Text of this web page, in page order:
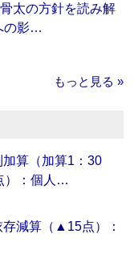
太の方針を読み解
の影…
もっと見る »
加算（加算1：30
）：個人…
存減算（▲15点）：